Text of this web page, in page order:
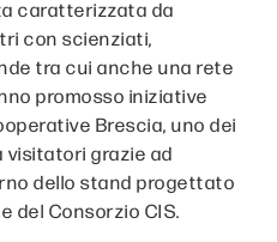
caratterizzata da
con scienziati,
tra cui anche una rete
promosso iniziative
Brescia, uno dei
visitatori grazie ad
dello stand progettato
del Consorzio CIS.